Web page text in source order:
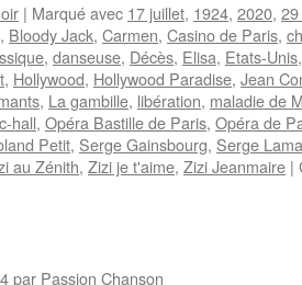
| Marqué avec 17 juillet, 1924, 2020,
, Bloody Jack, Carmen, Casino de Paris,
, danseuse, Décès, Elisa, Etats-Unis
, Hollywood, Hollywood Paradise, Jean
, La gambille, libération, maladie de
hall, Opéra Bastille de Paris, Opéra de
Petit, Serge Gainsbourg, Serge Lama
au Zénith, Zizi je t'aime, Zizi Jeanmaire |
par Passion Chanson